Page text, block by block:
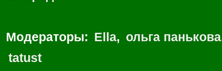
Модераторы: Ella, ольга панькова
tatust